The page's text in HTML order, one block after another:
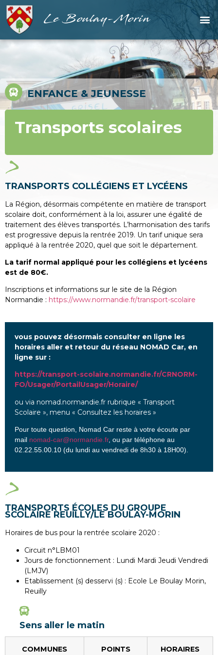
Le Boulay-Morin
ENFANCE & JEUNESSE
Transports scolaires
TRANSPORTS COLLÉGIENS ET LYCÉENS
La Région, désormais compétente en matière de transport
scolaire doit, conformément à la loi, assurer une égalité de
traitement des élèves transportés. L’harmonisation des tarifs
est progressive depuis la rentrée 2019. Un tarif unique sera
appliqué à la rentrée 2020, quel que soit le département.
La tarif normal appliqué pour les collégiens et lycéens
est de 80€.
Inscriptions et informations sur le site de la Région
Normandie : https://www.normandie.fr/transport-scolaire
vous pouvez désormais consulter en ligne les
horaires aller et retour du réseau NOMAD Car, en
ligne sur :
https://transport-scolaire.normandie.fr/CRNORM-
FO/Usager/PortailUsager/Horaire/
ou via nomad.normandie.fr rubrique « Transport
Scolaire », menu « Consultez les horaires »
Pour toute question, Nomad Car reste à votre écoute par
mail nomad-car@normandie.fr, ou par téléphone au
02.22.55.00.10 (du lundi au vendredi de 8h30 à 18H00).
TRANSPORTS ÉCOLES DU GROUPE
SCOLAIRE REUILLY/LE BOULAY-MORIN
Horaires de bus pour la rentrée scolaire 2020 :
Circuit n°LBM01
Jours de fonctionnement : Lundi Mardi Jeudi Vendredi
(LMJV)
Etablissement (s) desservi (s) : Ecole Le Boulay Morin,
Reuilly
Sens aller le matin
COMMUNES
POINTS
HORAIRES